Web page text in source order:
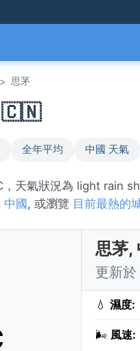
> 思茅
🇨🇳
全年平均 中國 天氣
，天氣狀況為 light rain
中國 , 或瀏覽 目前最熱的
思茅,
更新
💧 濕度:
🌬️ 風速: